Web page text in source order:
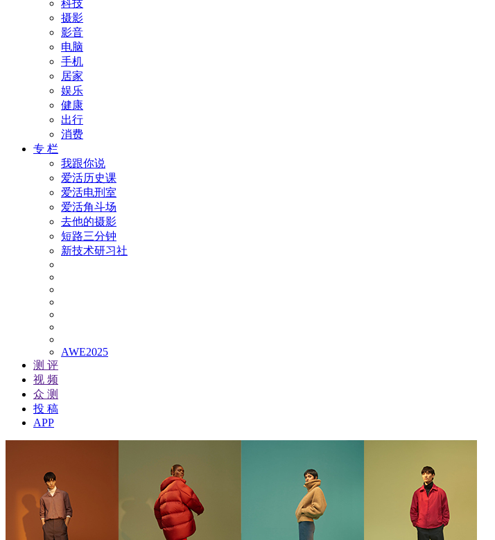
科技
摄影
影音
电脑
手机
居家
娱乐
健康
出行
消费
专 栏
我跟你说
爱活历史课
爱活电刑室
爱活角斗场
去他的摄影
短路三分钟
新技术研习社
AWE2025
测 评
视 频
众 测
投 稿
APP